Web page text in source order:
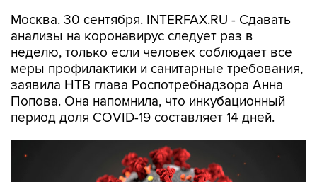
Москва. 30 сентября. INTERFAX.RU - Сдавать
анализы на коронавирус следует раз в
неделю, только если человек соблюдает все
меры профилактики и санитарные требования,
заявила НТВ глава Роспотребнадзора Анна
Попова. Она напомнила, что инкубационный
период доля COVID-19 составляет 14 дней.